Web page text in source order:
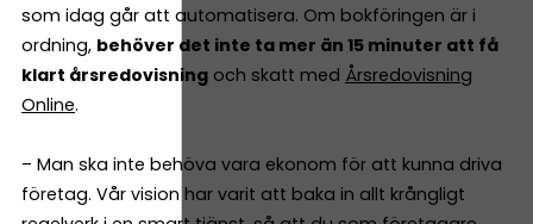
som idag går att automatisera. Om bokföringen är i
ordning, behöver det inte ta mer än 15 minuter att få
klart årsredovisning och skatt med Årsredovisning
Online.
– Man ska inte behöva vara ekonom för att kunna driva
företag. Vår vision har varit att baka in allt krångligt